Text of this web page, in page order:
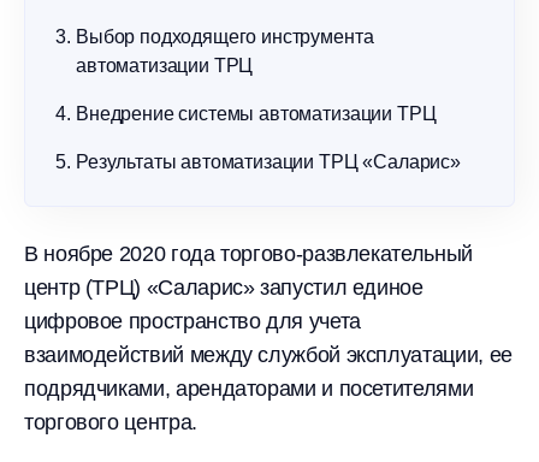
Выбор подходящего инструмента
автоматизации ТРЦ
Внедрение системы автоматизации ТРЦ
Результаты автоматизации ТРЦ «Саларис»
В ноябре 2020 года торгово-развлекательный
центр (ТРЦ) «Саларис» запустил единое
цифровое пространство для учета
взаимодействий между службой эксплуатации, ее
подрядчиками, арендаторами и посетителями
торгового центра.